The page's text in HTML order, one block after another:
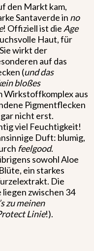
den Markt kam,
Santaverde in no
! Offiziell ist die Age
Haut, für
wirkt der
auf das
(und das
bloßes
Wirkstoffkomplex aus
Pigmentflecken
nicht erst.
viel Feuchtigkeit!
Duft: blumig,
feelgood.
sowohl Aloe
ein starkes
Die
zwischen 34
zu meinen
Linie!).